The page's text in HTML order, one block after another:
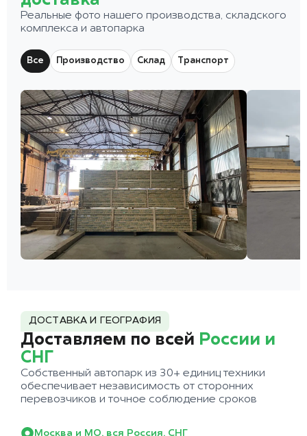
Реальные фото нашего производства, складского
комплекса и автопарка
Все Производство Склад Транспорт
ДОСТАВКА И ГЕОГРАФИЯ
Доставляем по всей России и
СНГ
Собственный автопарк из 30+ единиц техники
обеспечивает независимость от сторонних
перевозчиков и точное соблюдение сроков
Москва и МО, вся Россия, СНГ